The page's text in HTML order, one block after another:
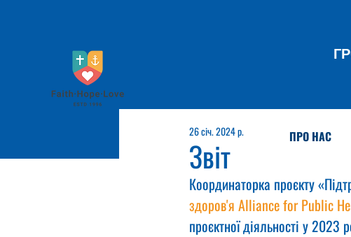
ПРО НАС
Звіт
26 січ. 2024 р.
Координаторка проєкту
здоров'я Alliance for Public
проєктної діяльності у 2023